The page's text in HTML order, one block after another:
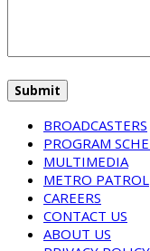
BROADCASTERS
PROGRAM
MULTIMEDIA
METRO PATROL
CAREERS
CONTACT US
ABOUT US